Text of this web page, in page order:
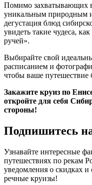
Помимо захватывающих
уникальным природным
дегустация блюд
увидеть такие чудеса,
ручей».
Выбирайте свой
расписанием и
чтобы ваше
Закажите круиз по
откройте для себя
стороны!
Подпишитесь
Узнавайте интересные
путешествиях по рекам
уведомления о скидках
речные круизы!